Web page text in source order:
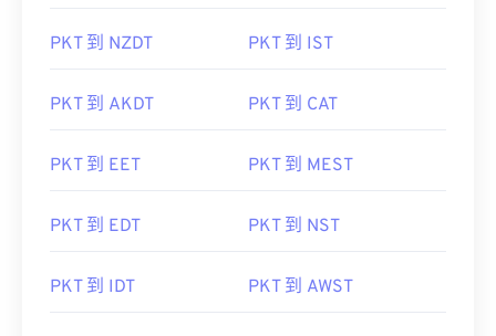
PKT 到 NZDT PKT 到 IST
PKT 到 AKDT PKT 到 CAT
PKT 到 EET PKT 到 MEST
PKT 到 EDT PKT 到 NST
PKT 到 IDT PKT 到 AWST